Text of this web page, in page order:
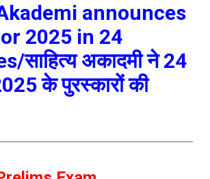
announces
2025 in 24
साहित्य अकादमी ने 24
के पुरस्कारों की